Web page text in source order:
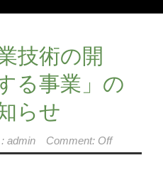
技術の開
る事業」の
らせ
admin Comment: Off